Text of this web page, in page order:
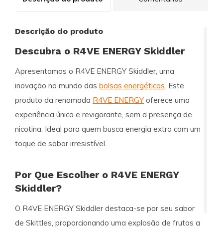
Descrição do produto
Descubra o R4VE ENERGY Skiddler
Apresentamos o R4VE ENERGY Skiddler, uma
inovação no mundo das bolsas energéticas. Este
produto da renomada R4VE ENERGY oferece uma
experiência única e revigorante, sem a presença de
nicotina. Ideal para quem busca energia extra com um
toque de sabor irresistível.
Por Que Escolher o R4VE ENERGY
Skiddler?
O R4VE ENERGY Skiddler destaca-se por seu sabor
de Skittles, proporcionando uma explosão de frutas a